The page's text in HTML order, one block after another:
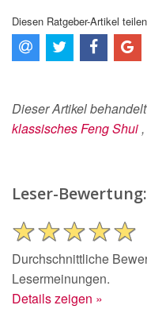
Diesen Ratgeber-Artikel teilen
Dieser Artikel
klassisches Feng Shui ,
Leser-Bewertung:
Durchschnittliche
Lesermeinungen.
Details zeigen »